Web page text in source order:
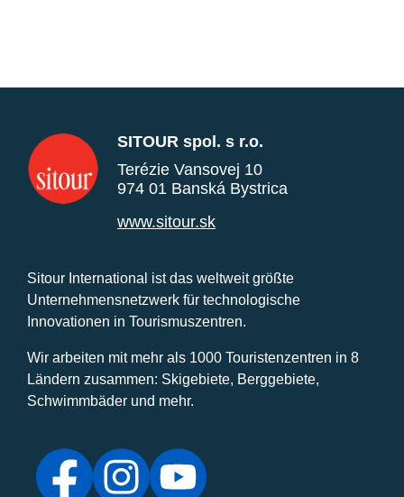
SITOUR spol. s r.o.
Terézie Vansovej 10
974 01 Banská Bystrica
www.sitour.sk
Sitour International ist das weltweit größte
Unternehmensnetzwerk für technologische
Innovationen in Tourismuszentren.
Wir arbeiten mit mehr als 1000 Touristenzentren in 8
Ländern zusammen: Skigebiete, Berggebiete,
Schwimmbäder und mehr.